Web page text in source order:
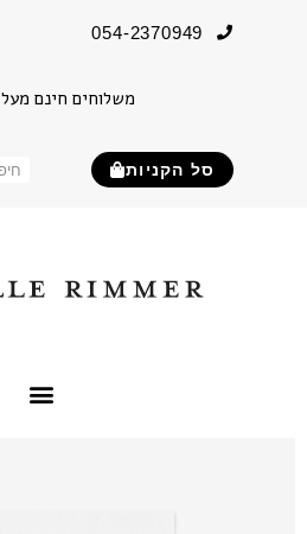
054-2370949
משלוחים חינם מעל 330 ₪
סל הקניות